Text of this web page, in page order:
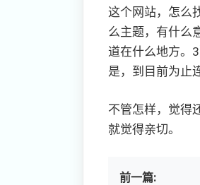
这个网站，怎么
么主题，有什么
道在什么地方。
是，到目前为止
不管怎样，觉得
就觉得亲切。
前一篇: